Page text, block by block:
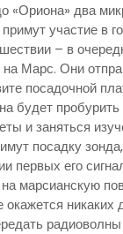
«Ориона» два
участие в
– в
на Марс. Они
посадочной
будет
и заняться
посадку
первых его
марсианскую
окажется никаких